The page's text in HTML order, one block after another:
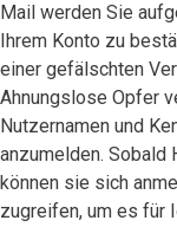
Mail werden Sie
Ihrem Konto zu
einer gefälschten
Ahnungslose Opfer
Nutzernamen und
anzumelden. Sobald
können sie sich
zugreifen, um es für